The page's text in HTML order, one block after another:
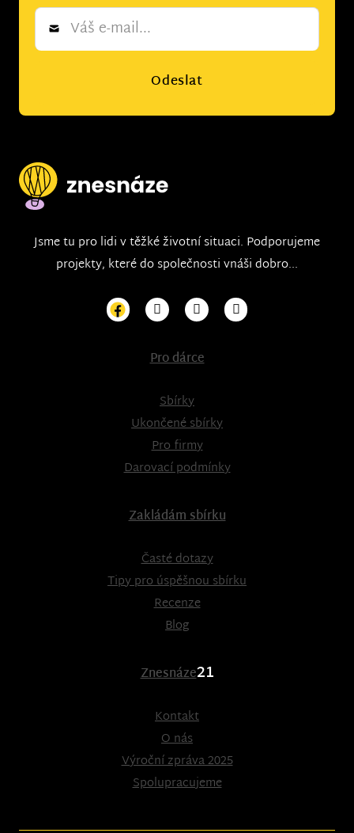
Newsletter
Odeslat
Jsme tu pro lidi v těžké životní situaci. Podporujeme
projekty, které do společnosti vnáši dobro...
Pro dárce
Sbírky
Ukončené sbírky
Pro firmy
Darovací podmínky
Zakládám sbírku
Časté dotazy
Tipy pro úspěšnou sbírku
Recenze
Blog
Znesnáze21
Kontakt
O nás
Výroční zpráva 2025
Spolupracujeme